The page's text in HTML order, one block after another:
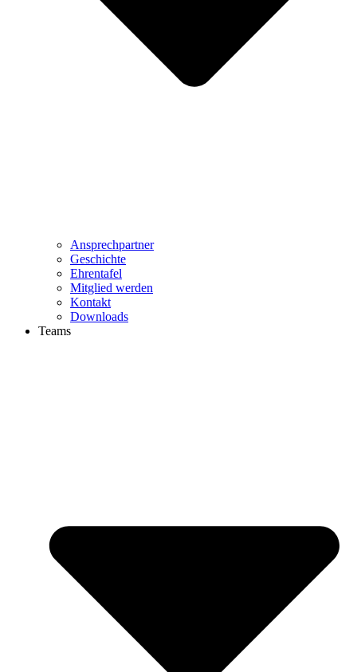
Ansprechpartner
Geschichte
Ehrentafel
Mitglied werden
Kontakt
Downloads
Teams